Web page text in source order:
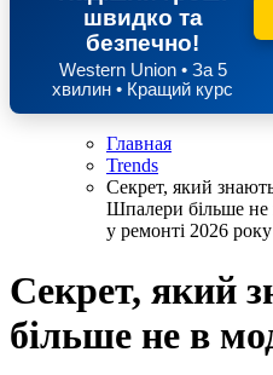
швидко та
безпечно!
Western Union • За 5
хвилин • Кращий курс
Главная
Trends
Секрет, який
Шпалери більше не
у ремонті 2026 року
Секрет, який
більше не в